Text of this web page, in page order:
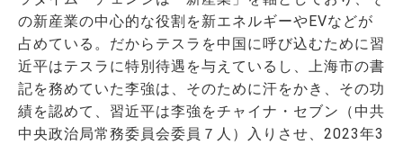
の新産業の中心的な役割を新エネルギーやEVなどが
占めている。だからテスラを中国に呼び込むために習
近平はテスラに特別待遇を与えているし、上海市の書
記を務めていた李強は、そのために汗をかき、その功
績を認めて、習近平は李強をチャイナ・セブン（中共
中央政治局常務委員会委員７人）入りさせ、2023年3